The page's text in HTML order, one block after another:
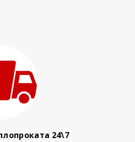
24\7